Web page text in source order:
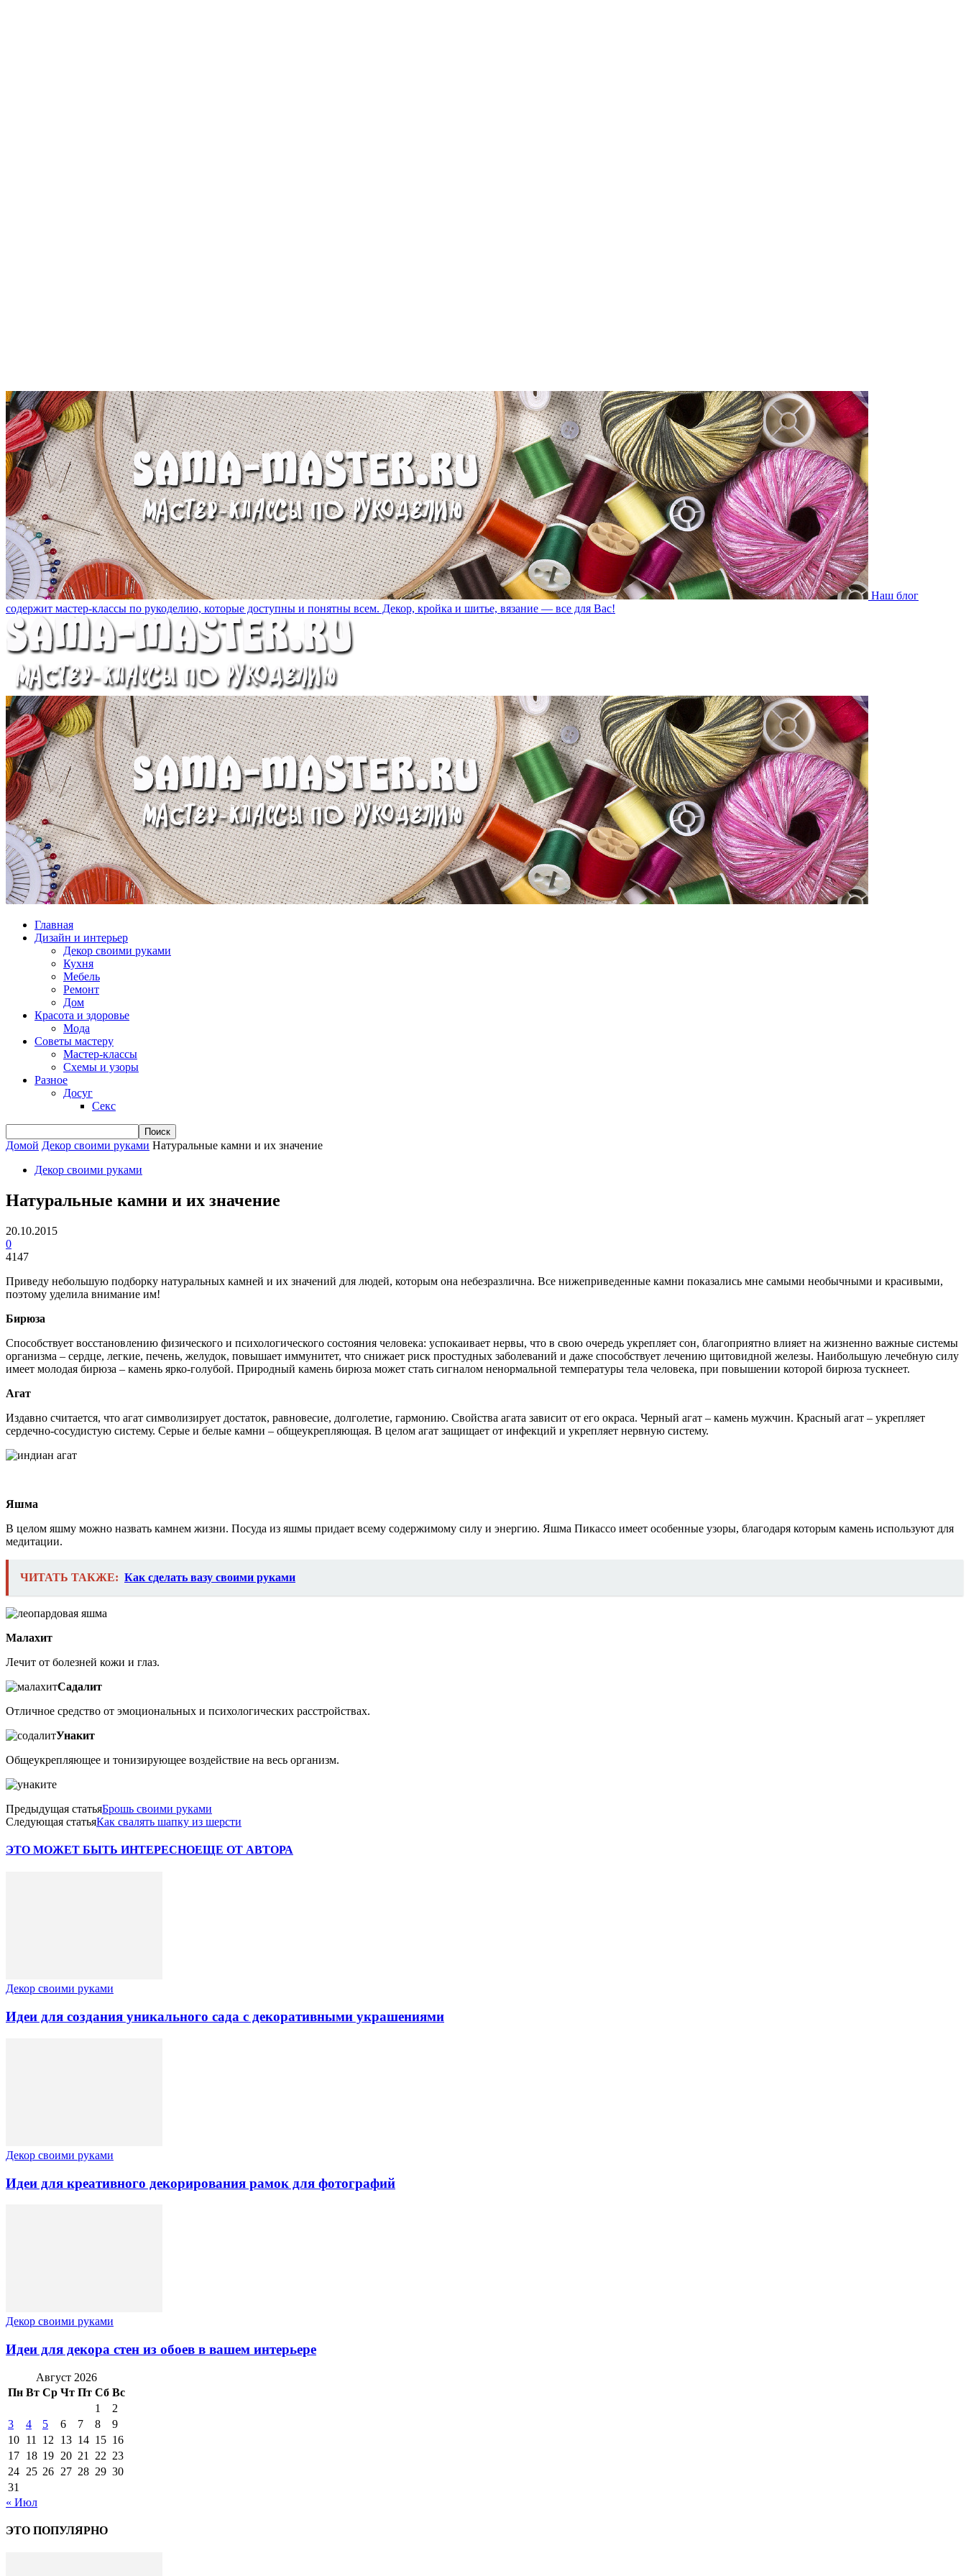
Наш блог
содержит мастер-классы по рукоделию, которые доступны и понятны всем. Декор, кройка и шитье, вязание — все для Вас!
Главная
Дизайн и интерьер
Декор своими руками
Кухня
Мебель
Ремонт
Дом
Красота и здоровье
Мода
Советы мастеру
Мастер-классы
Схемы и узоры
Разное
Досуг
Секс
Домой Декор своими руками Натуральные камни и их значение
Декор своими руками
Натуральные камни и их значение
20.10.2015
0
4147
Приведу небольшую подборку натуральных камней и их значений для людей, которым она небезразлична. Все нижеприведенные камни показались мне самыми необычными и красивыми,
поэтому уделила внимание им!
Бирюза
Способствует восстановлению физического и психологического состояния человека: успокаивает нервы, что в свою очередь укрепляет сон, благоприятно влияет на жизненно важные системы
организма – сердце, легкие, печень, желудок, повышает иммунитет, что снижает риск простудных заболеваний и даже способствует лечению щитовидной железы. Наибольшую лечебную силу
имеет молодая бирюза – камень ярко-голубой. Природный камень бирюза может стать сигналом ненормальной температуры тела человека, при повышении которой бирюза тускнеет.
Агат
Издавно считается, что агат символизирует достаток, равновесие, долголетие, гармонию. Свойства агата зависит от его окраса. Черный агат – камень мужчин. Красный агат – укрепляет
сердечно-сосудистую систему. Серые и белые камни – общеукрепляющая. В целом агат защищает от инфекций и укрепляет нервную систему.
Яшма
В целом яшму можно назвать камнем жизни. Посуда из яшмы придает всему содержимому силу и энергию. Яшма Пикассо имеет особенные узоры, благодаря которым камень используют для
медитации.
ЧИТАТЬ ТАКЖЕ: Как сделать вазу своими руками
Малахит
Лечит от болезней кожи и глаз.
Садалит
Отличное средство от эмоциональных и психологических расстройствах.
Унакит
Общеукрепляющее и тонизирующее воздействие на весь организм.
Предыдущая статьяБрошь своими руками
Следующая статьяКак свалять шапку из шерсти
ЭТО МОЖЕТ БЫТЬ ИНТЕРЕСНОЕЩЕ ОТ АВТОРА
Декор своими руками
Идеи для создания уникального сада с декоративными украшениями
Декор своими руками
Идеи для креативного декорирования рамок для фотографий
Декор своими руками
Идеи для декора стен из обоев в вашем интерьере
Август 2026
Пн Вт Ср Чт Пт Сб Вс
1
2
3
4 5 6 7 8
9
10 11 12 13 14 15 16
17 18 19 20 21 22 23
24 25 26 27 28 29 30
31
« Июл
ЭТО ПОПУЛЯРНО